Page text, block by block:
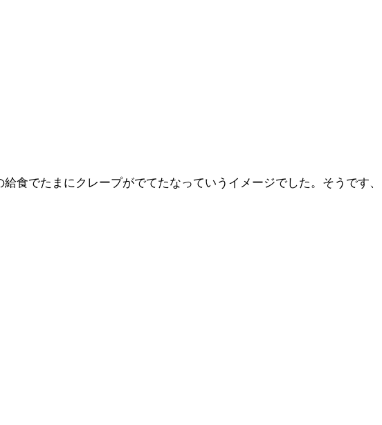
食でたまにクレープがでてたなっていうイメージでした。そうです、